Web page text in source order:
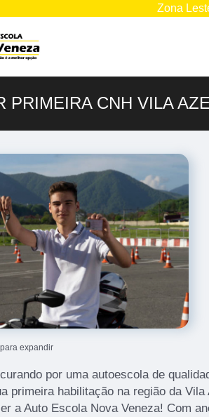
Zona
PRIMEIRA CNH VILA
expandir
por uma autoescola de
primeira habilitação na região da Vila
a Auto Escola Nova Veneza! Com